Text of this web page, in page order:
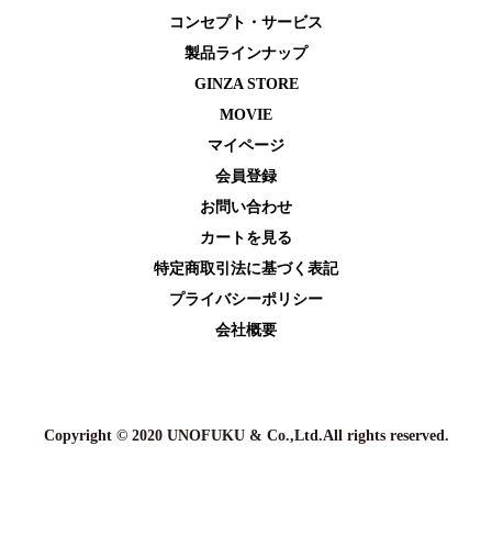
コンセプト・サービス
製品ラインナップ
GINZA STORE
MOVIE
マイページ
会員登録
お問い合わせ
カートを⾒る
特定商取引法に基づく表記
プライバシーポリシー
会社概要
Copyright © 2020 UNOFUKU & Co.,Ltd.All rights reserved.